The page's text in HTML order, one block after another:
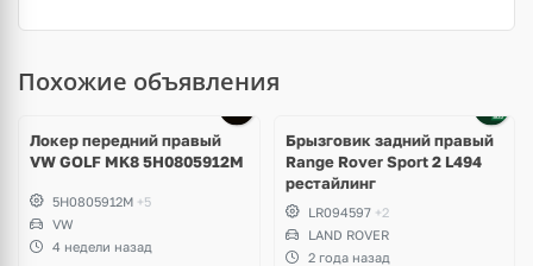
Похожие объявления
Локер передний правый
VW GOLF MK8 5H0805912M
5H0805912M +5
VW
4 недели назад
Брызговик задний правый
Range Rover Sport 2 L494
рестайлинг
LR094597 +2
LAND ROVER
2 года назад